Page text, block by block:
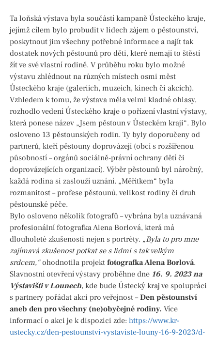
Ta loňská výstava byla součástí kampaně Ústeckého kraje,
jejímž cílem bylo probudit v lidech zájem o pěstounství,
poskytnout jim všechny potřebné informace a najít tak
dostatek nových pěstounů pro děti, které nemají to štěstí
žít ve své vlastní rodině. V průběhu roku bylo možné
výstavu zhlédnout na různých místech osmi měst
Ústeckého kraje (galeriích, muzeích, kinech či akcích).
Vzhledem k tomu, že výstava měla velmi kladné ohlasy,
rozhodlo vedení Ústeckého kraje o pořízení vlastní výstavy,
která ponese název „Jsem pěstoun v Ústeckém kraji“. Bylo
osloveno 13 pěstounských rodin. Ty byly doporučeny od
partnerů, kteří pěstouny doprovázejí (obcí s rozšířenou
působností – orgánů sociálně-právní ochrany dětí či
doprovázejících organizací). Výběr pěstounů byl náročný,
každá rodina si zaslouží uznání. „Měřítkem“ byla
rozmanitost – profese pěstounů, velikost rodiny či druh
pěstounské péče.
Bylo osloveno několik fotografů – vybrána byla uznávaná
profesionální fotografka Alena Borlová, která má
dlouholeté zkušenosti nejen s portréty. „Byla to pro mne
zajímavá zkušenost potkat se s lidmi s tak velkým
srdcem,“ohodnotila projekt fotografka Alena Borlová.
Slavnostní otevření výstavy proběhne dne 16. 9. 2023 na
Výstavišti v Lounech, kde bude Ústecký kraj ve spolupráci
s partnery pořádat akci pro veřejnost – Den pěstounství
aneb den pro všechny (ne)obyčejné rodiny. Více
informací o akci je k dispozici zde: https://www.kr-
ustecky.cz/den-pestounstvi-vystaviste-louny-16-9-2023/d-